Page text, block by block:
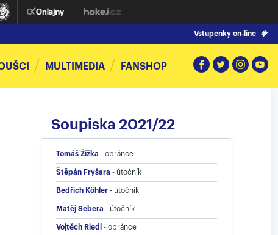
Vstupenky on-line
MULTIMEDIA FANSHOP
Soupiska 2021/22
Tomáš Žižka - obránce
Štěpán Fryšara - útočník
Bedřich Köhler - útočník
Matěj Sebera - útočník
Vojtěch Riedl - obránce